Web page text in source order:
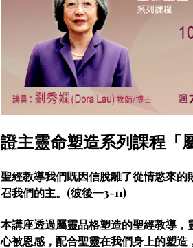
證主靈命塑造系列課程「
聖經教導我們既因信脫離了從情慾來
召我們的主。(彼後一3-11)
本講座透過屬靈品格塑造的聖經教導
心被恩感，配合聖靈在我們身上的塑